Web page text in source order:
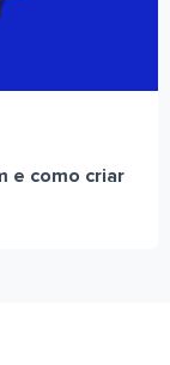
e como criar